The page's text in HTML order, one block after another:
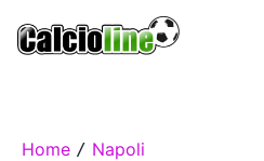
Home / Napoli